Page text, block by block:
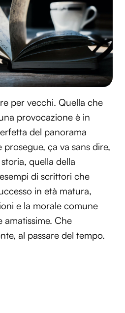
per vecchi. Quella che
provocazione è in
del panorama
ça va sans dire,
quella della
di scrittori che
in età matura,
e la morale comune
amatissime. Che
al passare del tempo.